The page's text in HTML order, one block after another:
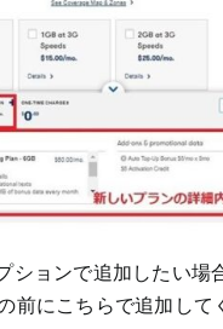
ションで追加したい場
前にこちらで追加して